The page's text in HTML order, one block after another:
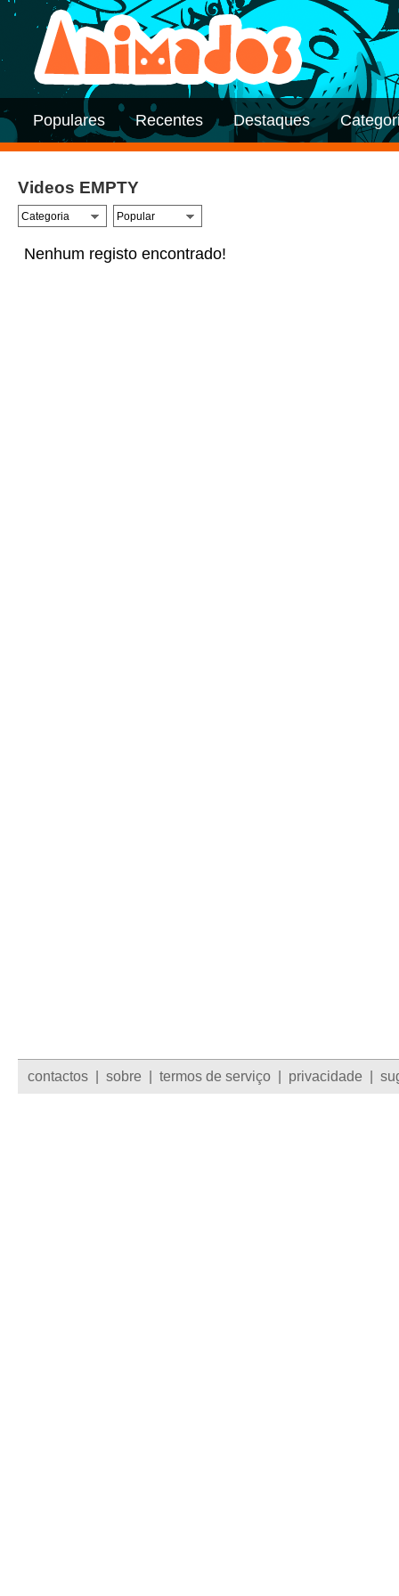
Populares Recentes Destaques
Videos EMPTY
Nenhum registo encontrado!
contactos sobre termos de serviço privacidade